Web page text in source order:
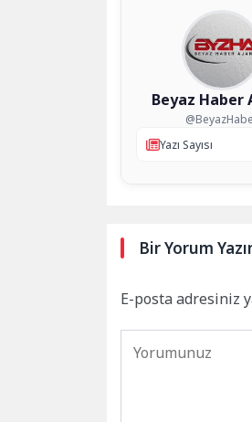
Beyaz Haber
Yazı Sayısı
Bir Yorum
E-posta adresiniz